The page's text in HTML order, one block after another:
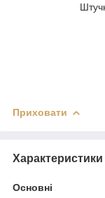
Приховати
Характеристики
Основні